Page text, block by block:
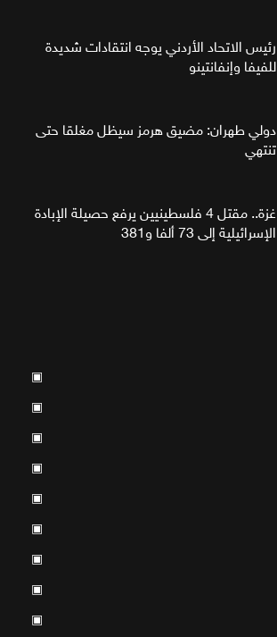
رئيس الاتحاد الأردني يوجه انتقادات شديدة
للفيفا وإنفانتينو
دولي طهران: مضيق هرمز سيظل مغلقا حتى
تنتهي
غزة.. مقتل 4 فلسطينيين يرفع حصيلة الإبادة
الإسرائيلية إلى 73 ألفا و381
▣
▣
▣
▣
▣
▣
▣
▣
▣